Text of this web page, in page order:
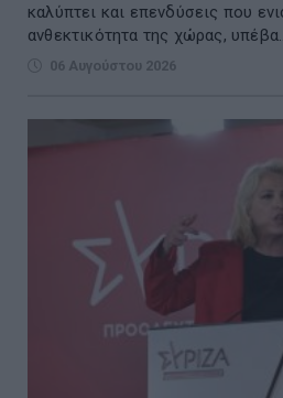
καλύπτει και επενδύσεις που
ανθεκτικότητα της χώρας,
06 Αυγούστου 2026